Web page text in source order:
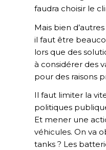
faudra choisir le
Mais bien
il faut être
lors que des
à considérer des
pour des raisons
Il faut limiter la
politiques
Et mener une
véhicules. On va
tanks ? Les